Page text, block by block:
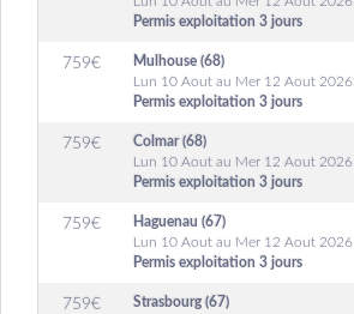
Permis exploitation 3 jours
759€
Mulhouse (68)
Lun 10 Aout au Mer 12 Aout 2026
Permis exploitation 3 jours
759€
Colmar (68)
Lun 10 Aout au Mer 12 Aout 2026
Permis exploitation 3 jours
759€
Haguenau (67)
Lun 10 Aout au Mer 12 Aout 2026
Permis exploitation 3 jours
759€
Strasbourg (67)